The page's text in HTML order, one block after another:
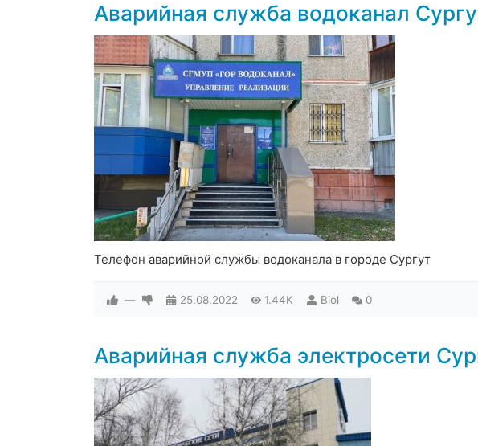
Аварийная служба водоканал
Телефон аварийной службы водоканала в городе Сургут
— 25.08.2022 1.44K Biol 0
Аварийная служба электросети